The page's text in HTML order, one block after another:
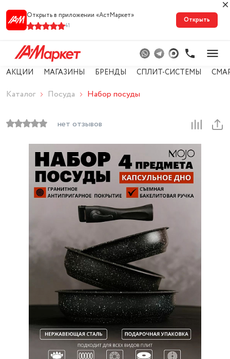
Открыть в приложении «АстМарке‪т‬»
41
Открыть
АКЦИИ МАГАЗИНЫ БРЕНДЫ СПЛИТ-СИСТЕМЫ
Каталог Посуда Набор посуды
нет отзывов